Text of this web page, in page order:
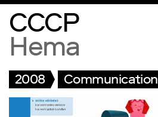
CCCP
Hema
2008 Communication